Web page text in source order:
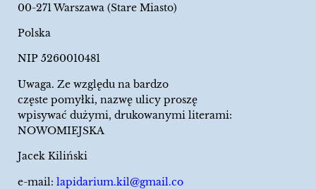
00-271 Warszawa (Stare Miasto)
Polska
NIP 5260010481
Uwaga. Ze względu na bardzo
częste pomyłki, nazwę ulicy proszę
wpisywać dużymi, drukowanymi literami:
NOWOMIEJSKA
Jacek Kiliński
e-mail: lapidarium.kil@gmail.co